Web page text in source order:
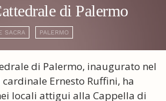
di Palermo
SACRA PALERMO
di Palermo, inaugurato nel
Ernesto Ruffini, ha
locali attigui alla Cappella di